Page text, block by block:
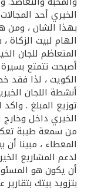
المملكة
مملكة
الخيري أحد
بهذا الشان ، ومن
الهام لبيت الزكاة
المتعاظم للجان
أصبحت تتمتع
أنشطة اللجان
توزيع المبلغ .
الخيري داخل
من سمعة طيبة
لدعم المشاريع
أن يكون هو
بتزويد بيتك